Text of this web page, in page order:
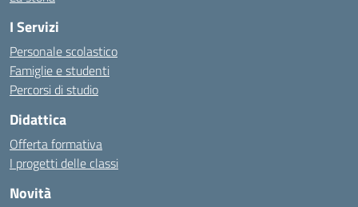
I Servizi
Personale scolastico
Famiglie e studenti
Percorsi di studio
Didattica
Offerta formativa
I progetti delle classi
Novità